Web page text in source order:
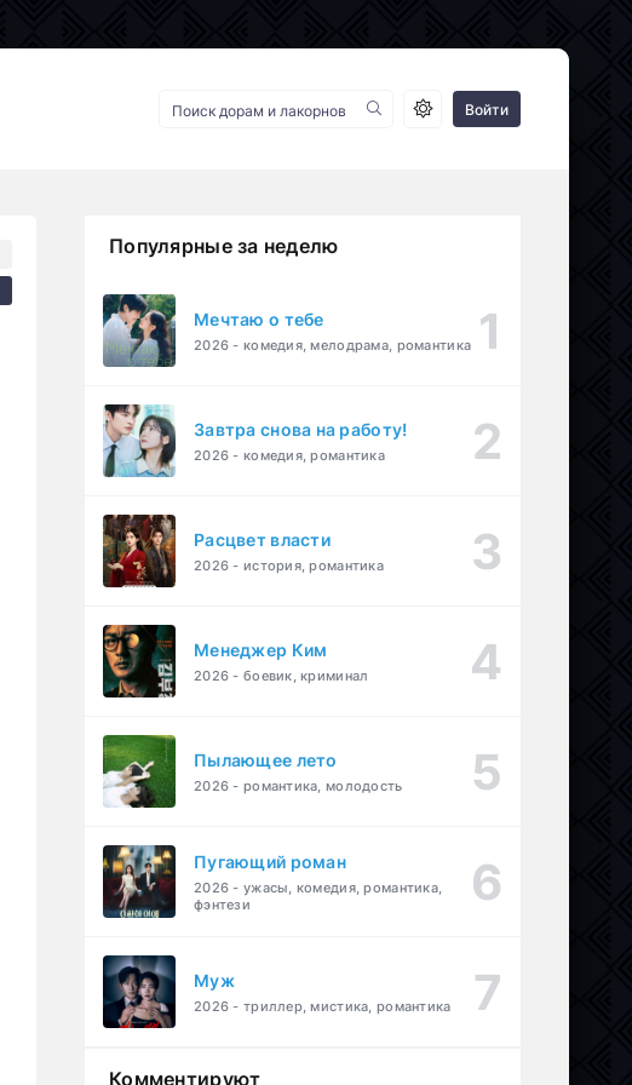
Войти
Популярные за неделю
Мечтаю о тебе
2026 - комедия, мелодрама, романтика
Завтра снова на работу!
2026 - комедия, романтика
Расцвет власти
2026 - история, романтика
Менеджер Ким
2026 - боевик, криминал
Пылающее лето
2026 - романтика, молодость
Пугающий роман
2026 - ужасы, комедия, романтика,
фэнтези
Муж
2026 - триллер, мистика, романтика
Комментируют